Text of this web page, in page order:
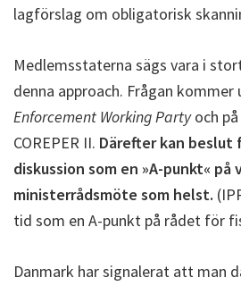
lagförslag om obligatorisk
Medlemsstaterna sägs vara i
denna approach. Frågan kommer
Enforcement Working Partyoch på
COREPER II. Därefter kan beslut
diskussion som en »A-punkt« på
ministerrådsmöte som helst.
tid som en A-punkt på rådet för
Danmark har signalerat att man